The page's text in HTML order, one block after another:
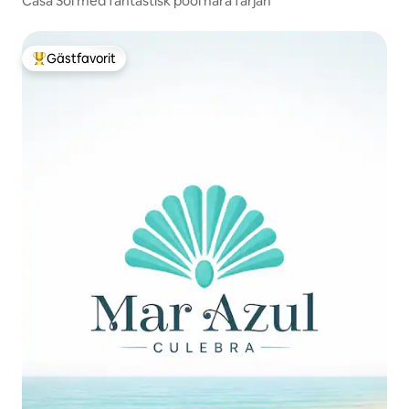
Populär gästfavorit
Gästfavorit